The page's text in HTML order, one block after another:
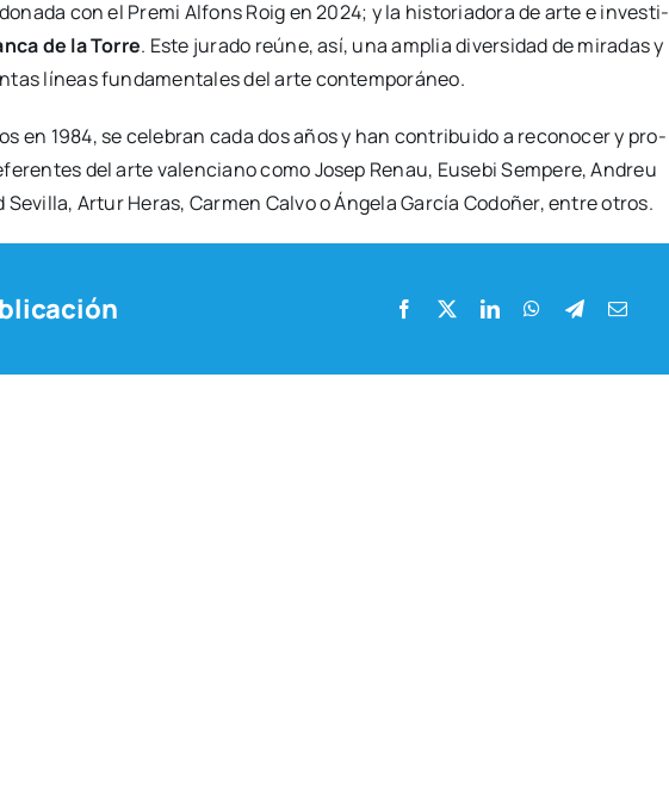
con el Pre­mi Alfons Roig en 2024; y la his­to­ria­do­ra de arte e inves­ti­
de la Torre. Este jura­do reúne, así, una amplia diver­si­dad de mira­das y
líneas fun­da­men­ta­les del arte con­tem­po­rá­neo.
en 1984, se cele­bran cada dos años y han con­tri­bui­do a reco­no­cer y pro­
del arte valen­ciano como Josep Renau, Euse­bi Sem­pe­re, Andreu
Artur Heras, Car­men Cal­vo o Ánge­la Gar­cía Codo­ñer, entre otros.